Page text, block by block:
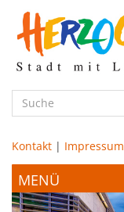
zum
Hauptinhalt
Kontakt | Impressum